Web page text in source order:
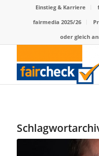
Einstieg & Karriere
fairmedia 2025/26
oder gleich